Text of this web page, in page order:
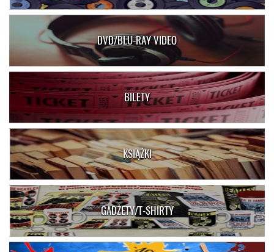
DVD/BLU-RAY VIDEO
BILETY
KSIĄŻKI
GADŻETY/T-SHIRTY